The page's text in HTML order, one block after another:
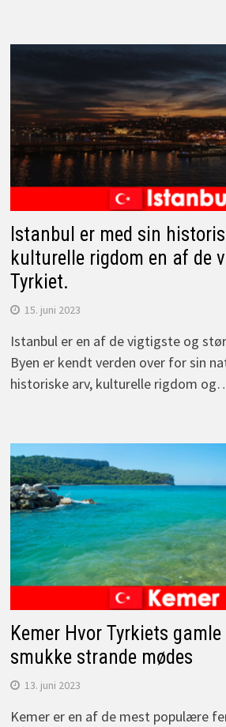
Istanbul er med sin
kulturelle rigdom en af de
Tyrkiet.
15. juni 2023
Istanbul er en af de vigtigste og
Byen er kendt verden over for sin
historiske arv, kulturelle rigdom
Kemer Hvor Tyrkiets gamle
smukke strande mødes
13. juni 2023
Kemer er en af de mest populære